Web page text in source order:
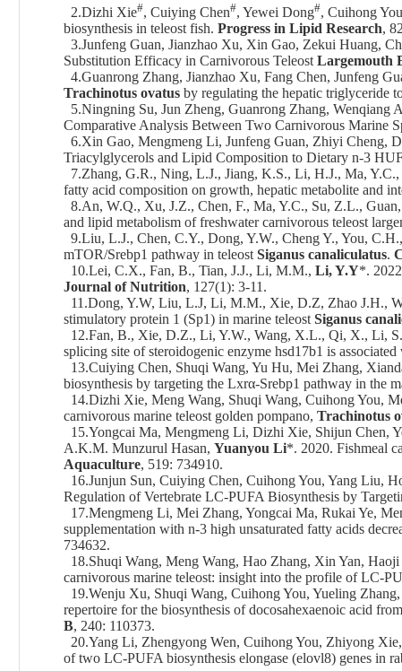
2.Dizhi Xie#, Cuiying Chen#, Yewei Dong#, Cuihong
biosynthesis in teleost fish. Progress in Lipid Research,
3.Junfeng Guan, Jianzhao Xu, Xin Gao, Zekui Huang,
Substitution Efficacy in Carnivorous Teleost Largemouth
4.Guanrong Zhang, Jianzhao Xu, Fang Chen, Junfeng
Trachinotus ovatus by regulating the hepatic triglyceride
5.Ningning Su, Jun Zheng, Guanrong Zhang, Wenqiang
Comparative Analysis Between Two Carnivorous Marine
6.Xin Gao, Mengmeng Li, Junfeng Guan, Zhiyi Cheng,
Triacylglycerols and Lipid Composition to Dietary n-3
7.Zhang, G.R., Ning, L.J., Jiang, K.S., Li, H.J., Ma,
fatty acid composition on growth, hepatic metabolite and
8.An, W.Q., Xu, J.Z., Chen, F., Ma, Y.C., Su, Z.L.,
and lipid metabolism of freshwater carnivorous teleost
9.Liu, L.J., Chen, C.Y., Dong, Y.W., Cheng Y., You,
mTOR/Srebp1 pathway in teleost Siganus canaliculatus.
10.Lei, C.X., Fan, B., Tian, J.J., Li, M.M., Li, Y.Y*.
Journal of Nutrition, 127(1): 3-11.
11.Dong, Y.W, Liu, L.J, Li, M.M., Xie, D.Z, Zhao J.H.,
stimulatory protein 1 (Sp1) in marine teleost Siganus
12.Fan, B., Xie, D.Z., Li, Y.W., Wang, X.L., Qi, X., Li,
splicing site of steroidogenic enzyme hsd17b1 is
13.Cuiying Chen, Shuqi Wang, Yu Hu, Mei Zhang,
biosynthesis by targeting the Lxrα-Srebp1 pathway in the
14.Dizhi Xie, Meng Wang, Shuqi Wang, Cuihong You,
carnivorous marine teleost golden pompano, Trachinotus
15.Yongcai Ma, Mengmeng Li, Dizhi Xie, Shijun Chen,
A.K.M. Munzurul Hasan, Yuanyou Li*. 2020. Fishmeal
Aquaculture, 519: 734910.
16.Junjun Sun, Cuiying Chen, Cuihong You, Yang Liu,
Regulation of Vertebrate LC-PUFA Biosynthesis by
17.Mengmeng Li, Mei Zhang, Yongcai Ma, Rukai Ye,
supplementation with n-3 high unsaturated fatty acids
734632.
18.Shuqi Wang, Meng Wang, Hao Zhang, Xin Yan,
carnivorous marine teleost: insight into the profile of LC-
19.Wenju Xu, Shuqi Wang, Cuihong You, Yueling
repertoire for the biosynthesis of docosahexaenoic acid
B, 240: 110373.
20.Yang Li, Zhengyong Wen, Cuihong You, Zhiyong
of two LC-PUFA biosynthesis elongase (elovl8) genes in